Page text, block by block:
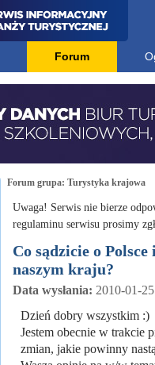
Forum
Forum grupa: Turystyka krajowa
Uwaga! Serwis nie bierze
regulaminu serwisu prosimy
Co sądzicie o
naszym kraju?
Data wysłania: 2010-01-
Dzień dobry wszystkim :)
Jestem obecnie w trakcie
zmian, jakie powinny